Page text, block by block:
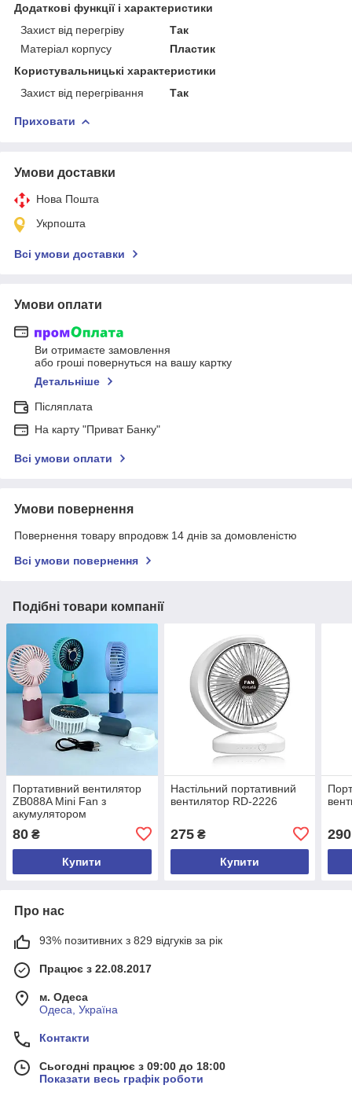
Додаткові функції і характеристики
Захист від перегріву
Так
Матеріал корпусу
Пластик
Користувальницькі характеристики
Захист від перегрівання
Так
Приховати
Умови доставки
Нова Пошта
Укрпошта
Всі умови доставки
Умови оплати
Ви отримаєте замовлення
або гроші повернуться на вашу картку
Детальніше
Післяплата
На карту "Приват Банку"
Всі умови оплати
Умови повернення
Повернення товару впродовж 14 днів за домовленістю
Всі умови повернення
Подібні товари компанії
Портативний вентилятор
ZB088A Mini Fan з
акумулятором
80 ₴
Купити
Настільний портативний
вентилятор RD-2226
275₴
Купити
290
Про нас
93% позитивних з 829 відгуків за рік
Працює з 22.08.2017
м. Одеса
Одеса, Україна
Контакти
Сьогодні працює з 09:00 до 18:00
Показати весь графік роботи